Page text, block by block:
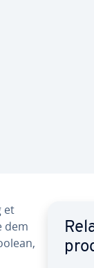
et
dem